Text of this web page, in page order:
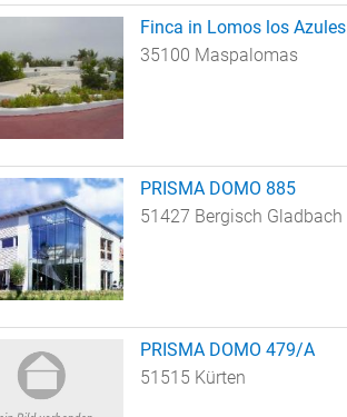
Finca in Lomos los Azules
35100 Maspalomas
PRISMA DOMO 885
51427 Bergisch Gladbach
PRISMA DOMO 479/A
51515 Kürten